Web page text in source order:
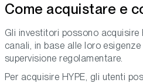
Come acquistare e
Gli investitori possono acquisire
canali, in base alle loro
supervisione regolamentare.
Per acquisire HYPE, gli utenti